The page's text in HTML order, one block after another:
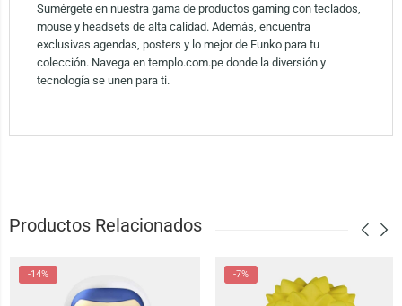
Sumérgete en nuestra gama de productos gaming con teclados,
mouse y headsets de alta calidad. Además, encuentra
exclusivas agendas, posters y lo mejor de Funko para tu
colección. Navega en templo.com.pe donde la diversión y
tecnología se unen para ti.
Productos Relacionados
-14% -7%